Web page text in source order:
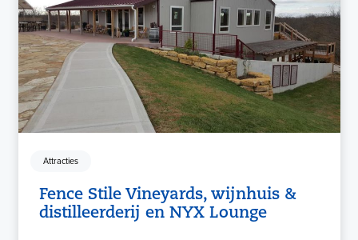
Attracties
Fence Stile Vineyards, wijnhuis &
distilleerderij en NYX Lounge